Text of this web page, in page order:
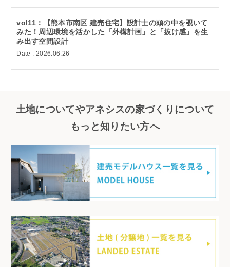
vol11：【熊本市南区 建売住宅】設計士の頭の中を覗いて
みた！周辺環境を活かした「外構計画」と「抜け感」を生
み出す空間設計
Date : 2026.06.26
土地についてやアネシスの家づくりについて
もっと知りたい方へ